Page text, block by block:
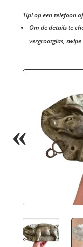
Tip! op een telefoon
Om de details te
vergrootglas,